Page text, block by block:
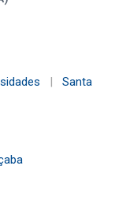
Santa